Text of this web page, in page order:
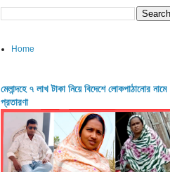
Home
মেলান্দহে ৭ লাখ টাকা নিয়ে বিদেশে লোকপাঠানোর নামে
প্রতারণা